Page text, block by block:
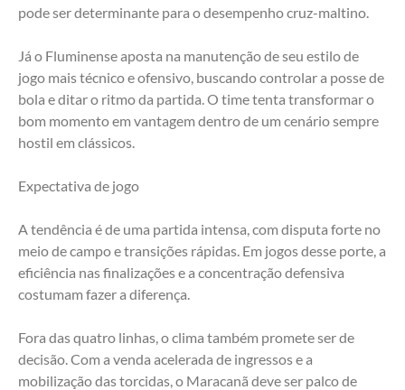
pode ser determinante para o desempenho cruz-maltino.
Já o Fluminense aposta na manutenção de seu estilo de
jogo mais técnico e ofensivo, buscando controlar a posse de
bola e ditar o ritmo da partida. O time tenta transformar o
bom momento em vantagem dentro de um cenário sempre
hostil em clássicos.
Expectativa de jogo
A tendência é de uma partida intensa, com disputa forte no
meio de campo e transições rápidas. Em jogos desse porte, a
eficiência nas finalizações e a concentração defensiva
costumam fazer a diferença.
Fora das quatro linhas, o clima também promete ser de
decisão. Com a venda acelerada de ingressos e a
mobilização das torcidas, o Maracanã deve ser palco de